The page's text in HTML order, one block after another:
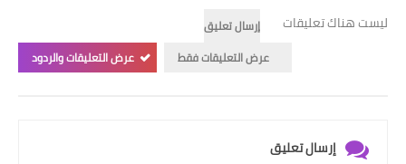
ليست هناك تعليقات
إرسال تعليق
عرض التعليقات فقط
عرض التعليقات والردود
إرسال تعليق